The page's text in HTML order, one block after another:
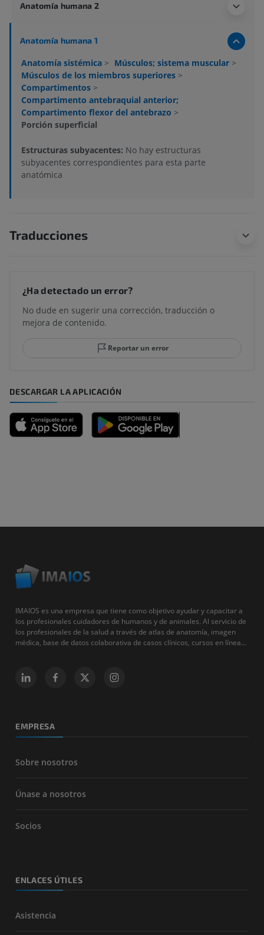
Anatomía humana 2
Anatomía humana 1
Anatomía sistémica > Músculos; sistema muscular >
Músculos de los miembros superiores >
Compartimentos >
Compartimento antebraquial anterior;
Compartimento flexor del antebrazo >
Porción superficial
Estructuras subyacentes: No hay estructuras
subyacentes correspondientes para esta parte
anatómica
Traducciones
¿Ha detectado un error?
No dude en sugerir una corrección, traducción o
mejora de contenido.
Reportar un error
DESCARGAR LA APLICACIÓN
IMAIOS es una empresa que tiene como objetivo ayudar y capacitar a
los profesionales cuidadores de humanos y de animales. Al servicio de
los profesionales de la salud a través de atlas de anatomía, imagen
médica, base de datos colaborativa de casos clínicos, cursos en línea...
EMPRESA
Sobre nosotros
Únase a nosotros
Socios
ENLACES ÚTILES
Asistencia